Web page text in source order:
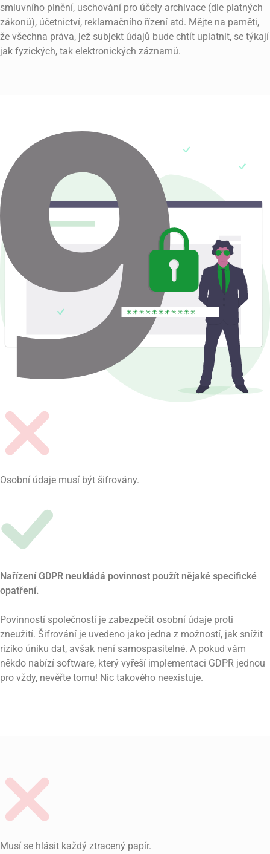
smluvního plnění, uschování pro účely archivace (dle platných
zákonů), účetnictví, reklamačního řízení atd. Mějte na paměti,
že všechna práva, jež subjekt údajů bude chtít uplatnit, se týkají
jak fyzických, tak elektronických záznamů.
Osobní údaje musí být šifrovány.
Nařízení GDPR neukládá povinnost použít nějaké specifické
opatření.
Povinností společností je zabezpečit osobní údaje proti
zneužití. Šifrování je uvedeno jako jedna z možností, jak snížit
riziko úniku dat, avšak není samospasitelné. A pokud vám
někdo nabízí software, který vyřeší implementaci GDPR jednou
pro vždy, nevěřte tomu! Nic takového neexistuje.
Musí se hlásit každý ztracený papír.